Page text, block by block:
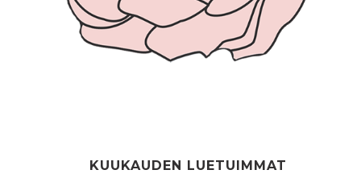
KUUKAUDEN LUETUIMMAT